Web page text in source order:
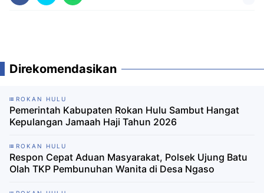
Direkomendasikan
ROKAN HULU
Pemerintah Kabupaten Rokan Hulu Sambut Hangat
Kepulangan Jamaah Haji Tahun 2026
ROKAN HULU
Respon Cepat Aduan Masyarakat, Polsek Ujung Batu
Olah TKP Pembunuhan Wanita di Desa Ngaso